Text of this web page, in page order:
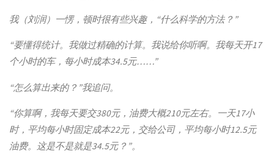
我（刘润）一愣，顿时很有些兴趣，“什么科学的方法？”
“要懂得统计。我做过精确的计算。我说给你听啊。我每天开17
个小时的车，每小时成本34.5元……”
“怎么算出来的？”我追问。
“你算啊，我每天要交380元，油费大概210元左右。一天17小
时，平均每小时固定成本22元，交给公司，平均每小时12.5元
油费。这是不是就是34.5元？”。